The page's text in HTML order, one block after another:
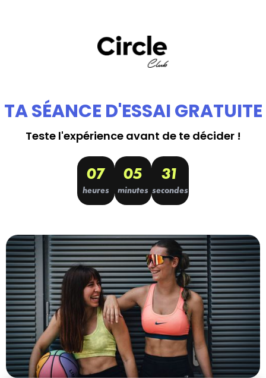
TA SÉANCE D'ESSAI GRATUITE
Teste l'expérience avant de te décider !
07
heures
05
minutes
31
secondes